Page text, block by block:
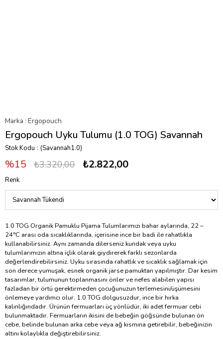
Marka : Ergopouch
Ergopouch Uyku Tulumu (1.0 TOG) Savannah
Stok Kodu (Savannah1.0)
15 ₺3.320,00 ₺2.822,00
Renk
1.0 TOG Organik Pamuklu Pijama Tulumlarımızı bahar aylarında, 22 –
24°C arası oda sıcaklıklarında, içerisine ince bir badi ile rahatlıkla
kullanabilirsiniz. Aynı zamanda dilerseniz kundak veya uyku
tulumlarımızın altına içlik olarak giydirerek farklı sezonlarda
değerlendirebilirsiniz. Uyku sırasında rahatlık ve sıcaklık sağlamak için
son derece yumuşak, esnek organik jarse pamuktan yapılmıştır. Dar kesim
tasarımlar, tulumunun toplanmasını önler ve nefes alabilen yapısı
fazladan bir örtü gerektirmeden çocuğunuzun terlemesini/üşümesini
önlemeye yardımcı olur. 1.0 TOG dolgusuzdur, ince bir hırka
kalınlığındadır. Ürünün fermuarları üç yönlüdür, iki adet fermuar cebi
bulunmaktadır. Fermuarların ikisini de bebeğin göğsünde bulunan ön
cebe, belinde bulunan arka cebe veya ağ kısmına getirebilir, bebeğinizin
altını kolaylıkla değiştirebilirsiniz.